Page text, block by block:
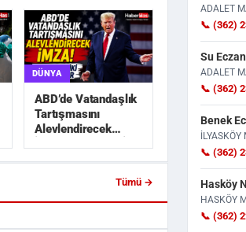
DÜNYA
ABD’de Vatandaşlık
Tartışmasını
Alevlendirecek
Yeni Karar
Tümü →
Salah Heyecanı!
Feci
ADALET
📞 (362)
Su
ADALET
📞 (362)
Benek
📞 (362)
Hasköy
HASKÖY
📞 (362)